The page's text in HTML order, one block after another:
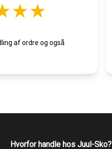
af ordre og også
Hvorfor handle hos Juul-Sko?